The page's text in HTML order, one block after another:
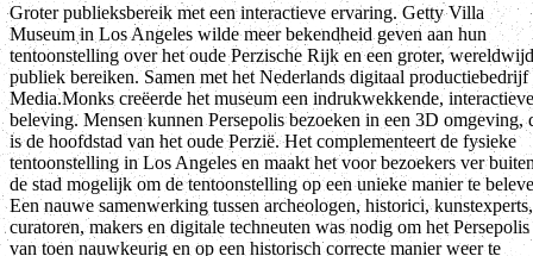
Groter publieksbereik met een interactieve ervaring. Getty Villa
Museum in Los Angeles wilde meer bekendheid geven aan hun
tentoonstelling over het oude Perzische Rijk en een groter, wereldwijd
publiek bereiken. Samen met het Nederlands digitaal productiebedrijf
Media.Monks creëerde het museum een indrukwekkende, interactieve
beleving. Mensen kunnen Persepolis bezoeken in een 3D omgeving,
is de hoofdstad van het oude Perzië. Het complementeert de fysieke
tentoonstelling in Los Angeles en maakt het voor bezoekers ver
de stad mogelijk om de tentoonstelling op een unieke manier te
Een nauwe samenwerking tussen archeologen, historici, kunstexperts,
curatoren, makers en digitale techneuten was nodig om het Persepolis
van toen nauwkeurig en op een historisch correcte manier weer te